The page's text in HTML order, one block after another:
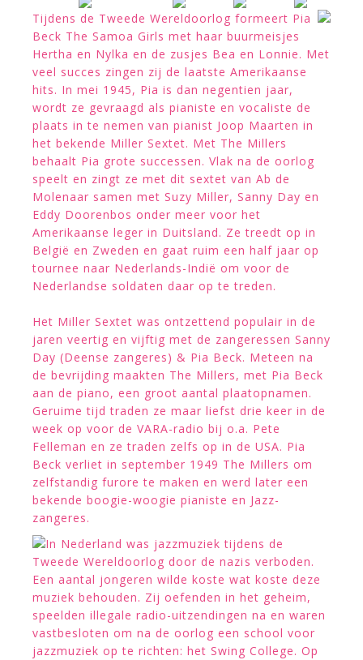
Tijdens de Tweede Wereldoorlog formeert Pia
Beck The Samoa Girls met haar buurmeisjes
Hertha en Nylka en de zusjes Bea en Lonnie. Met
veel succes zingen zij de laatste Amerikaanse
hits. In mei 1945, Pia is dan negentien jaar,
wordt ze gevraagd als pianiste en vocaliste de
plaats in te nemen van pianist Joop Maarten in
het bekende Miller Sextet. Met The Millers
behaalt Pia grote successen. Vlak na de oorlog
speelt en zingt ze met dit sextet van Ab de
Molenaar samen met Suzy Miller, Sanny Day en
Eddy Doorenbos onder meer voor het
Amerikaanse leger in Duitsland. Ze treedt op in
België en Zweden en gaat ruim een half jaar op
tournee naar Nederlands-Indië om voor de
Nederlandse soldaten daar op te treden.
Het Miller Sextet was ontzettend populair in de
jaren veertig en vijftig met de zangeressen Sanny
Day (Deense zangeres) & Pia Beck. Meteen na
de bevrijding maakten The Millers, met Pia Beck
aan de piano, een groot aantal plaatopnamen.
Geruime tijd traden ze maar liefst drie keer in de
week op voor de VARA-radio bij o.a. Pete
Felleman en ze traden zelfs op in de USA. Pia
Beck verliet in september 1949 The Millers om
zelfstandig furore te maken en werd later een
bekende boogie-woogie pianiste en Jazz-
zangeres.
In Nederland was jazzmuziek tijdens de
Tweede Wereldoorlog door de nazis verboden.
Een aantal jongeren wilde koste wat koste deze
muziek behouden. Zij oefenden in het geheim,
speelden illegale radio-uitzendingen na en waren
vastbesloten om na de oorlog een school voor
jazzmuziek op te richten: het Swing College. Op